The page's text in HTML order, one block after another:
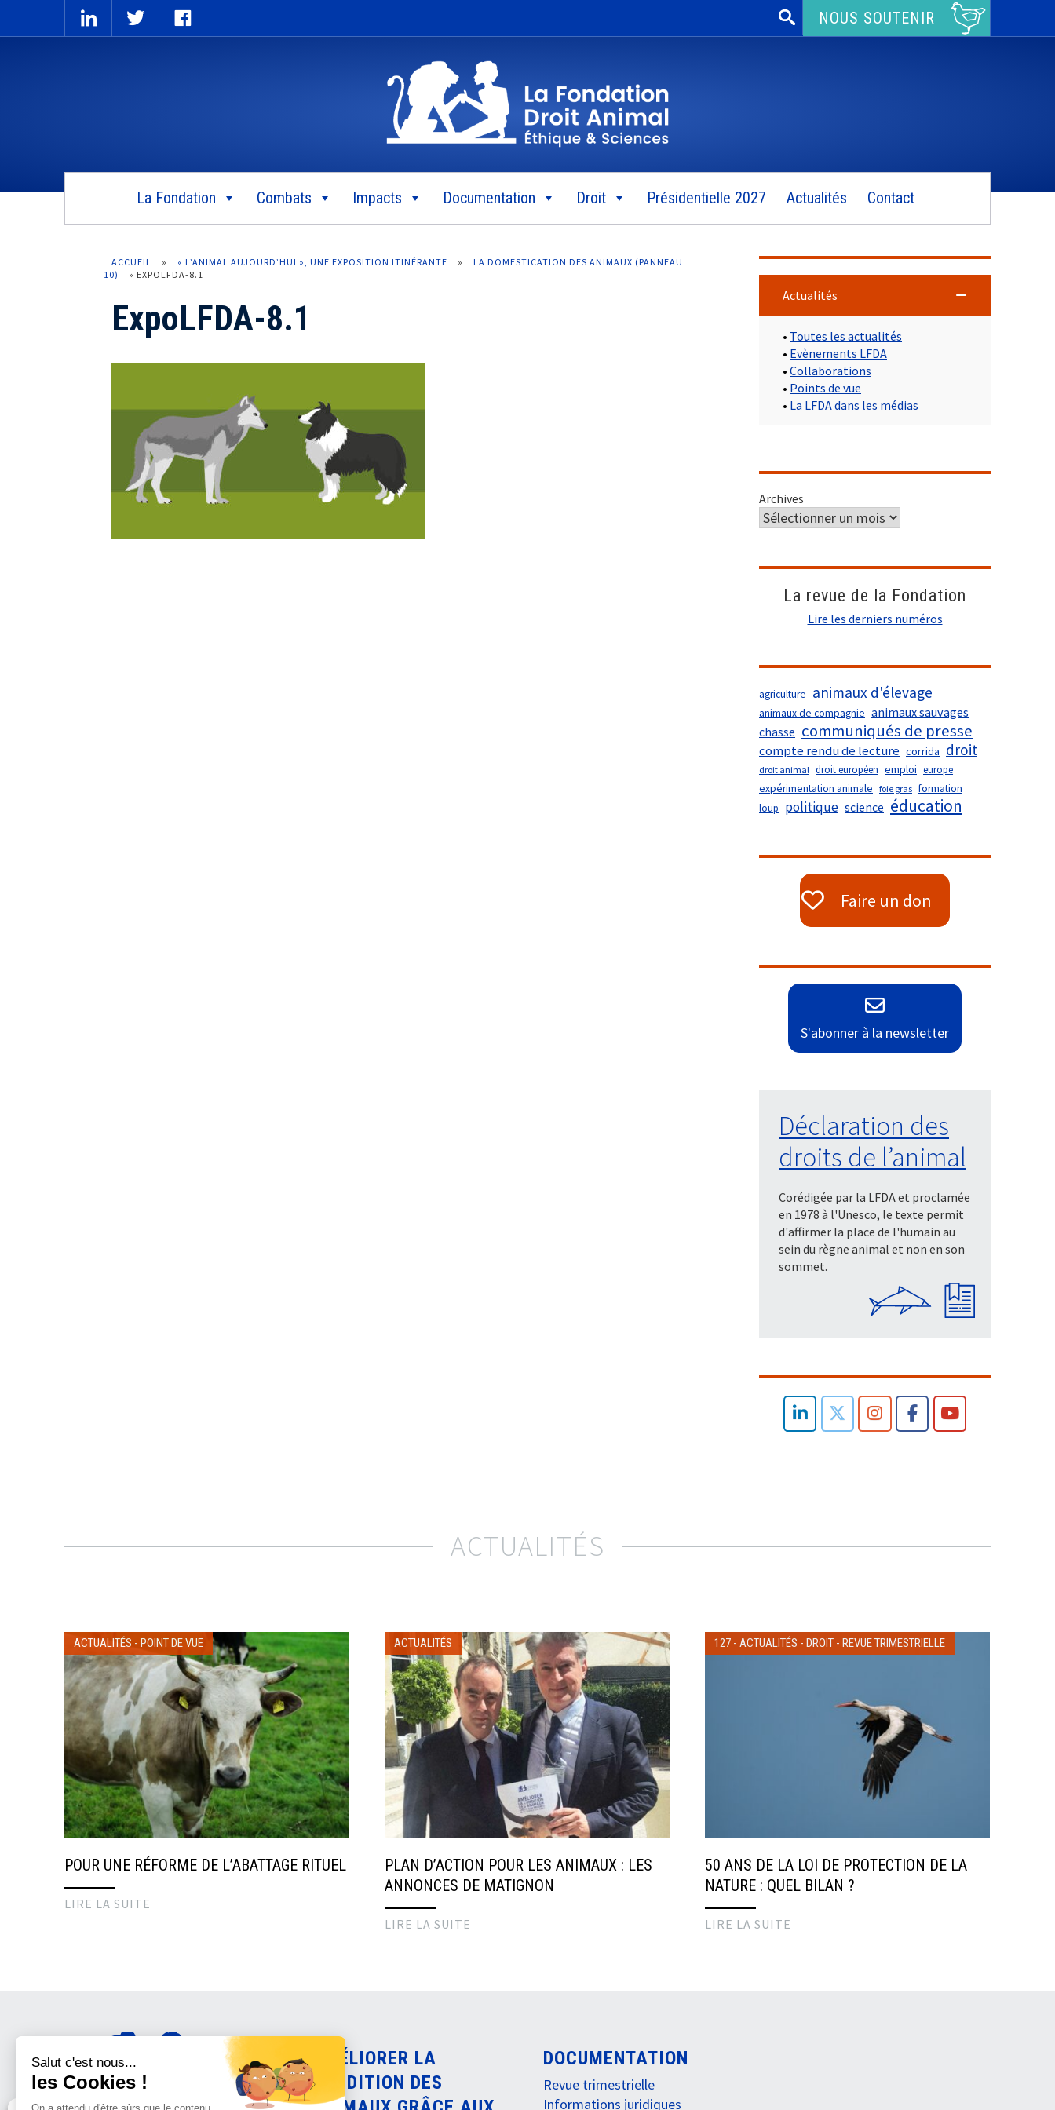
Rechercher :NOUS SOUTENIR
La Fondation Combats Impacts Documentation Droit Présidentielle 2027 Actualités Contact
ACCUEIL » « L’ANIMAL AUJOURD’HUI », UNE EXPOSITION ITINÉRANTE »
LA DOMESTICATION DES ANIMAUX (PANNEAU
10)
» EXPOLFDA-8.1
ExpoLFDA-8.1
Actualités
• Toutes les actualités
• Evènements LFDA
• Collaborations
• Points de vue
• La LFDA dans les médias
Archives
La revue de la Fondation
Lire les derniers numéros
agriculture animaux d'élevage
animaux de compagnie animaux sauvages
chasse communiqués de presse
compte rendu de lecture corrida droit
droit animal droit européen emploi europe
expérimentation animale foie gras formation
loup politique science éducation
Faire un don
S'abonner à la newsletter
Déclaration des
droits de l’animal
Corédigée par la LFDA et proclamée
en 1978 à l'Unesco, le texte permit
d'affirmer la place de l'humain au
sein du règne animal et non en son
sommet.
ACTUALITÉS
ACTUALITÉS - POINT DE VUE
POUR UNE RÉFORME DE L’ABATTAGE RITUEL
LIRE LA SUITE
ACTUALITÉS
PLAN D’ACTION POUR LES ANIMAUX : LES
ANNONCES DE MATIGNON
LIRE LA SUITE
127- ACTUALITÉS - DROIT- REVUE TRIMESTRIELLE
50 ANS DE LA LOI DE PROTECTION DE LA
NATURE : QUEL BILAN ?
LIRE LA SUITE
AMÉLIORER LA
CONDITION DES
DOCUMENTATION
Revue trimestrielle
Informations juridiques